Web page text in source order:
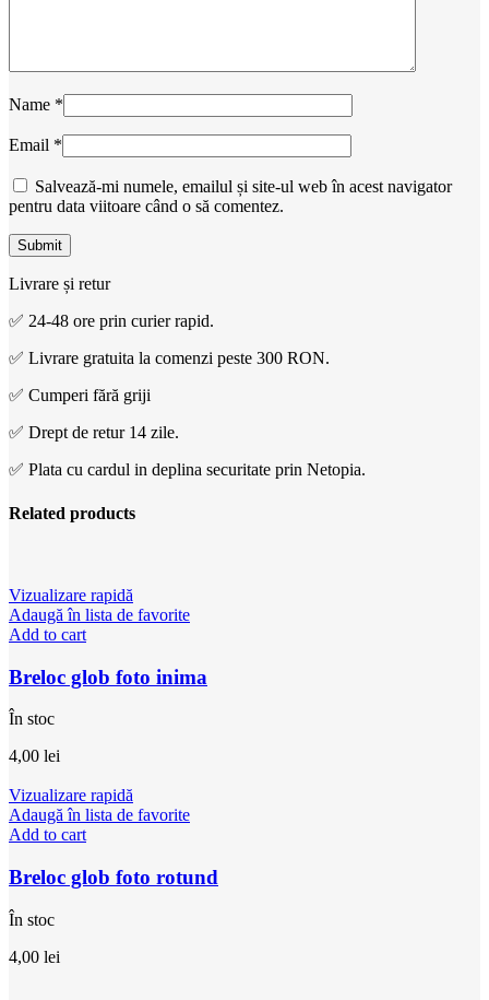
Name *
Email *
Salvează-mi numele, emailul și site-ul web în acest navigator
pentru data viitoare când o să comentez.
Livrare și retur
✅ 24-48 ore prin curier rapid.
✅ Livrare gratuita la comenzi peste 300 RON.
✅ Cumperi fără griji
✅ Drept de retur 14 zile.
✅ Plata cu cardul in deplina securitate prin Netopia.
Related products
Vizualizare rapidă
Adaugă în lista de favorite
Add to cart
Breloc glob foto inima
În stoc
4,00 lei
Vizualizare rapidă
Adaugă în lista de favorite
Add to cart
Breloc glob foto rotund
În stoc
4,00 lei